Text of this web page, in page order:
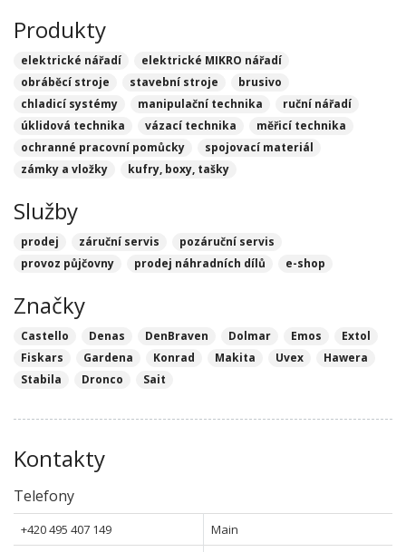
Produkty
elektrické nářadí
elektrické MIKRO nářadí
obráběcí stroje
stavební stroje
brusivo
chladicí systémy
manipulační technika
ruční nářadí
úklidová technika
vázací technika
měřicí technika
ochranné pracovní pomůcky
spojovací materiál
zámky a vložky
kufry, boxy, tašky
Služby
prodej záruční servis
pozáruční servis
provoz půjčovny
prodej náhradních dílů e-shop
Značky
Castello Denas DenBraven Dolmar Emos
Extol
Fiskars
Gardena Konrad Makita Uvex
Hawera
Stabila
Dronco Sait
Kontakty
Telefony
+420 495 407 149
Main